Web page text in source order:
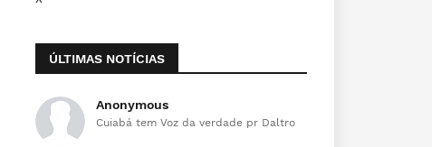
ÚLTIMAS NOTÍCIAS
Anonymous
Cuiabá tem Voz da verdade pr Daltro